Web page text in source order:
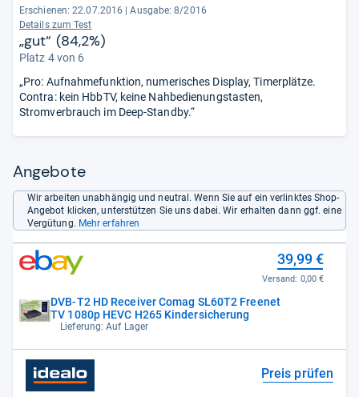
Erschienen: 22.07.2016
Ausgabe: 8/2016
Details zum Test
„gut“ (84,2%)
Platz 4 von 6
„Pro: Aufnahmefunktion, numerisches Display, Timerplätze.
Contra: kein HbbTV, keine Nahbedienungstasten,
Stromverbrauch im Deep-Standby.“
Angebote
Wir arbeiten unabhängig und neutral. Wenn Sie auf ein verlinktes Shop-
Angebot klicken, unterstützen Sie uns dabei. Wir erhalten dann ggf. eine
Vergütung. Mehr erfahren
DVB-T2 HD Receiver Comag SL60T2 Freenet
TV 1080p HEVC H265 Kindersicherung
Lieferung: Auf Lager
39,99 €
Versand: 0,00 €
Preis prüfen